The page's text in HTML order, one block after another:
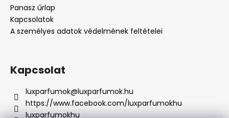
Panasz űrlap
Kapcsolatok
A személyes adatok védelmének feltételei
Kapcsolat
luxparfumok@luxparfumok.hu
https://www.facebook.com/luxparfumokhu
luxparfumokhu